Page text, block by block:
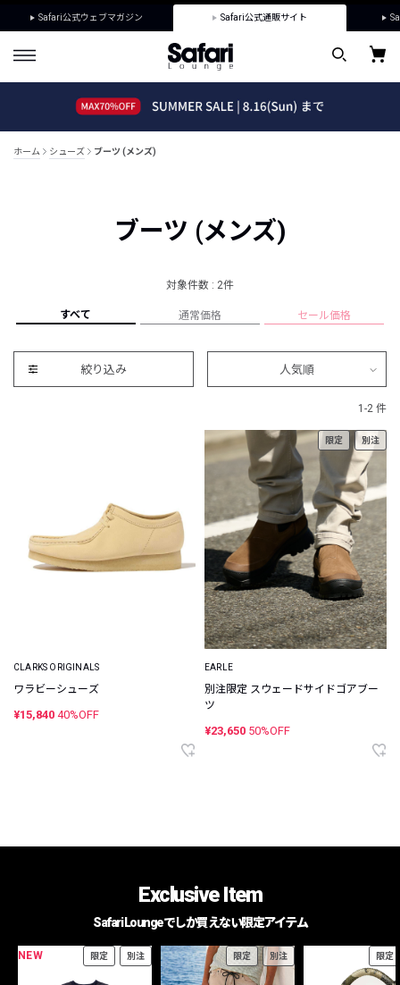
Safari公式ウェブマガジン Safari公式通販サイト
ホーム シューズ ブーツ (メンズ)
ブーツ (メンズ)
対象件数 : 2件
すべて 通常価格 セール価格
絞り込み 人気順
1-2 件
CLARKS ORIGINALS
ワラビーシューズ
¥15,840 40%OFF
限定 別注
EARLE
別注限定 スウェードサイドゴアブー
ツ
¥23,650 50%OFF
Exclusive Item
Safari Loungeでしか買えない限定アイテム
NEW 限定 別注 限定 別注 限定